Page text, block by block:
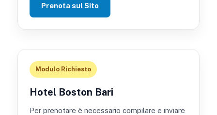
Prenota sul Sito
Modulo Richiesto
Hotel Boston Bari
Per prenotare è necessario compilare e inviare